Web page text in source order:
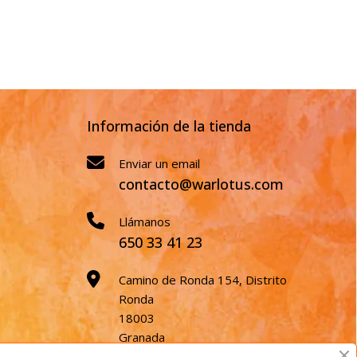
Información de la tienda
Enviar un email
contacto@warlotus.com
Llámanos
650 33 41 23
Camino de Ronda 154, Distrito
Ronda
18003
Granada